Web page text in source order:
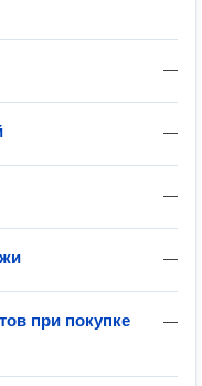
—
—
—
—
—
при покупке